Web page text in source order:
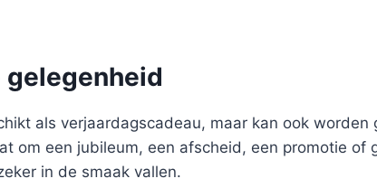
gelegenheid
als verjaardagscadeau, maar kan ook worden
om een jubileum, een afscheid, een promotie of
in de smaak vallen.